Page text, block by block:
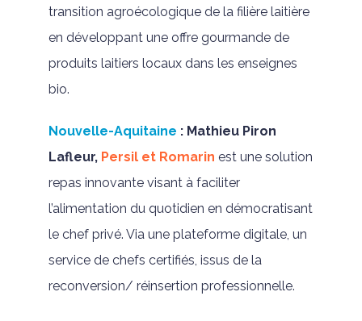
transition agroécologique de la filière laitière
en développant une offre gourmande de
produits laitiers locaux dans les enseignes
bio.
Nouvelle-Aquitaine : Mathieu Piron
Lafleur, Persil et Romarin est une solution
repas innovante visant à faciliter
l’alimentation du quotidien en démocratisant
le chef privé. Via une plateforme digitale, un
service de chefs certifiés, issus de la
reconversion/ réinsertion professionnelle.